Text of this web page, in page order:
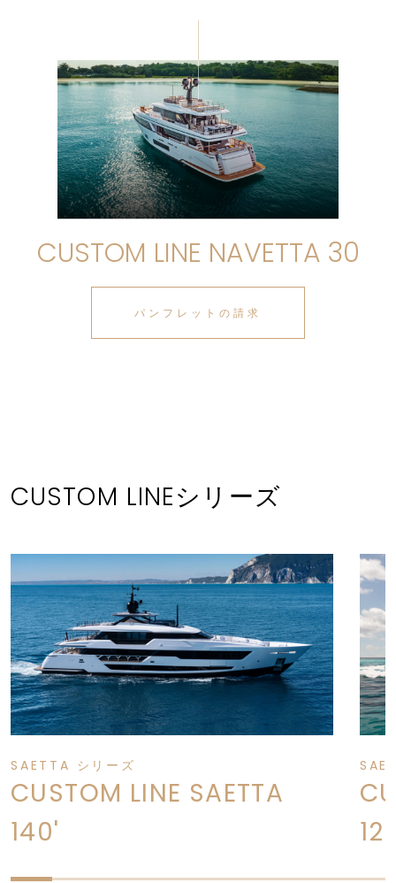
CUSTOM LINE NAVETTA 30
パンフレットの請求
CUSTOM LINEシリーズ
SAETTA シリーズ
CUSTOM LINE SAETTA
140'